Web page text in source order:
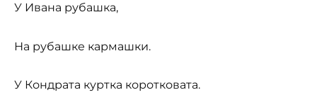
У Ивана рубашка,
На рубашке кармашки.
У Кондрата куртка коротковата.